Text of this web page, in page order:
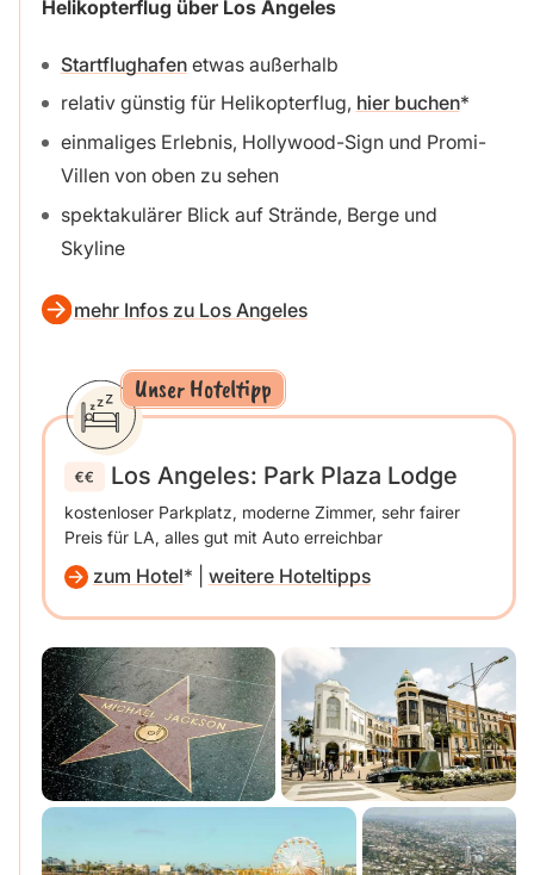
Helikopterflug über Los Angeles
Startflughafenetwas außerhalb
relativ günstig für Helikopterflug, hier buchen
einmaliges Erlebnis, Hollywood-Sign und Promi-
Villen von oben zu sehen
spektakulärer Blick auf Strände, Berge und
Skyline
mehr Infos zu Los Angeles
Unser Hoteltipp
Los Angeles: Park Plaza Lodge
kostenloser Parkplatz, moderne Zimmer, sehr fairer
Preis für LA, alles gut mit Auto erreichbar
zum Hotel weitere Hoteltipps